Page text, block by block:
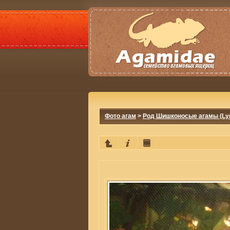
Фото агам > Род Шишконосые агамы